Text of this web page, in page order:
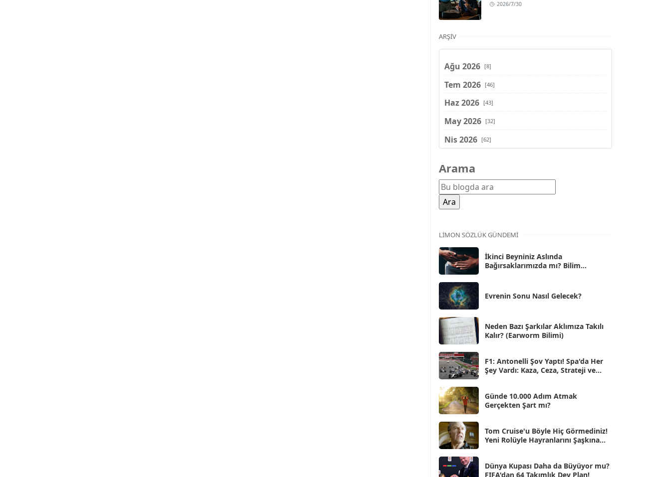
2026/7/30
ARŞIV
Ağu 2026 [8]
Tem 2026 [46]
Haz 2026 [43]
May 2026 [32]
Nis 2026 [62]
Şub 2026
Oca 2026 [72]
Ara 2025
Kas 2025
Eki 2025
Eyl 2025 [56]
Ağu 2025
Tem 2025
Haz 2025
May 2025 [54]
Nis 2025 [56]
Mar 2025 [50]
Şub 2025 [57]
Oca 2025
Ara 2024 [25]
Kas 2024
Eki 2024 [46]
Arama
LIMON SÖZLÜK GÜNDEMI
İkinci Beyniniz Aslında
Bağırsaklarımızda mı? Bilim
Evrenin Sonu Nasıl Gelecek?
Neden Bazı Şarkılar Aklımıza Takılı
Kalır? (Earworm Bilimi)
F1: Antonelli Şov Yaptı! Spa'da Her
Şey Vardı: Kaza, Ceza, Strateji ve
Günde 10.000 Adım Atmak
Gerçekten Şart mı?
Tom Cruise'u Böyle Hiç Görmediniz!
Yeni Rolüyle Hayranlarını Şaşkına
Dünya Kupası Daha da Büyüyor mu?
FIFA'dan 64 Takımlık Dev Plan!